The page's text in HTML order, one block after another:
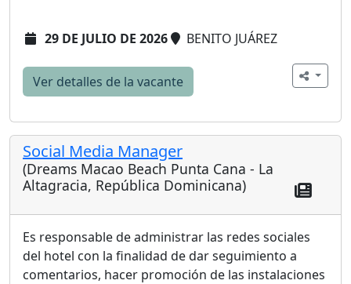
29 DE JULIO DE 2026 BENITO JUÁREZ
Ver detalles de la vacante
Social Media Manager
(Dreams Macao Beach Punta Cana - La
Altagracia, República Dominicana)
Es responsable de administrar las redes sociales
del hotel con la finalidad de dar seguimiento a
comentarios, hacer promoción de las instalaciones